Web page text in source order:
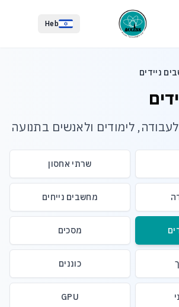
Heb
ניידים
לימודים ולאנשים בתנועה
שרתי אחסון
מחשבים נייחים
מסכים
כוננים
GPU